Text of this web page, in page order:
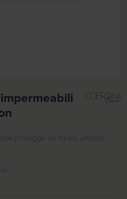
protegge da liquidi, umidità,